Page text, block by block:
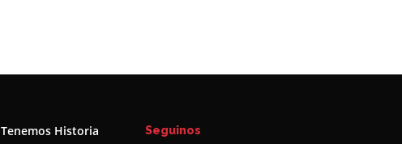
Tenemos Historia
Seguinos